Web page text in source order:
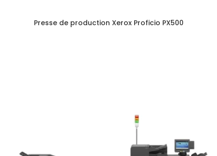
Presse de production Xerox Proficio PX500